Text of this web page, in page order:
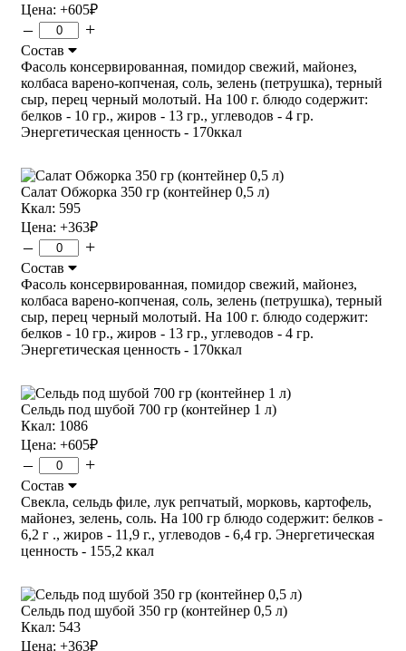
Цена: +605₽
– +
Состав
Фасоль консервированная, помидор свежий, майонез,
колбаса варено-копченая, соль, зелень (петрушка), терный
сыр, перец черный молотый. На 100 г. блюдо содержит:
белков - 10 гр., жиров - 13 гр., углеводов - 4 гр.
Энергетическая ценность - 170ккал
Салат Обжорка 350 гр (контейнер 0,5 л)
Ккал: 595
Цена: +363₽
– +
Состав
Фасоль консервированная, помидор свежий, майонез,
колбаса варено-копченая, соль, зелень (петрушка), терный
сыр, перец черный молотый. На 100 г. блюдо содержит:
белков - 10 гр., жиров - 13 гр., углеводов - 4 гр.
Энергетическая ценность - 170ккал
Сельдь под шубой 700 гр (контейнер 1 л)
Ккал: 1086
Цена: +605₽
– +
Состав
Свекла, сельдь филе, лук репчатый, морковь, картофель,
майонез, зелень, соль. На 100 гр блюдо содержит: белков -
6,2 г ., жиров - 11,9 г., углеводов - 6,4 гр. Энергетическая
ценность - 155,2 ккал
Сельдь под шубой 350 гр (контейнер 0,5 л)
Ккал: 543
Цена: +363₽